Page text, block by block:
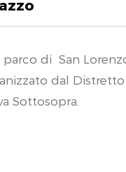
di San
dal
Sottosopra.